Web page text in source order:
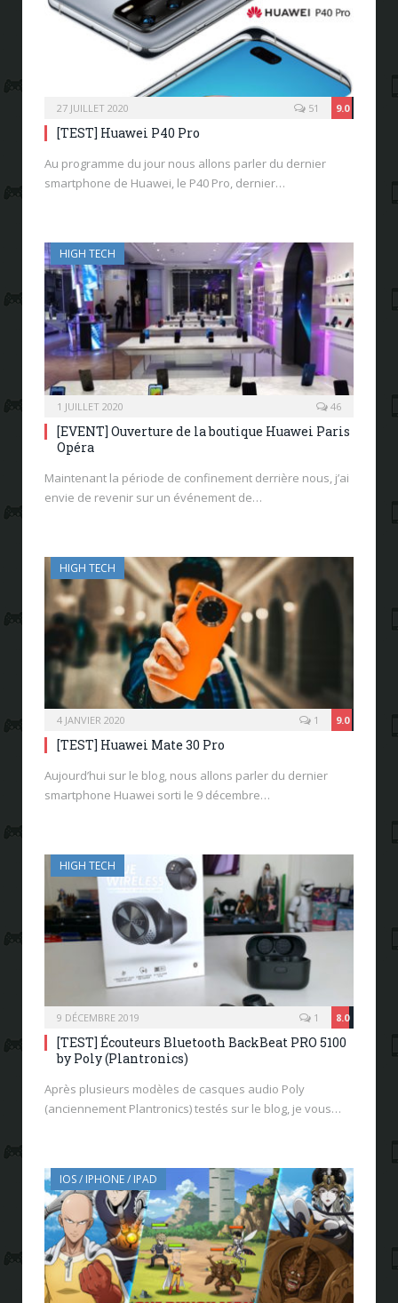
27 JUILLET 2020 9.0
51
[TEST] Huawei P40 Pro
Au programme du jour nous allons parler du dernier
smartphone de Huawei, le P40 Pro, dernier…
HIGH TECH
1 JUILLET 2020 46
[EVENT] Ouverture de la boutique Huawei Paris
Opéra
Maintenant la période de confinement derrière nous, j’ai
envie de revenir sur un événement de…
HIGH TECH
4 JANVIER 2020 9.0
1
[TEST] Huawei Mate 30 Pro
Aujourd’hui sur le blog, nous allons parler du dernier
smartphone Huawei sorti le 9 décembre…
HIGH TECH
9 DÉCEMBRE 2019 8.0
1
[TEST] Écouteurs Bluetooth BackBeat PRO 5100
by Poly (Plantronics)
Après plusieurs modèles de casques audio Poly
(anciennement Plantronics) testés sur le blog, je vous…
IOS / IPHONE / IPAD